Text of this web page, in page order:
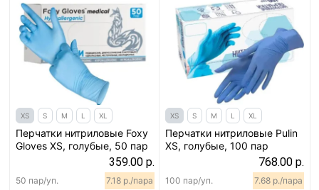
XS S M L XL
Перчатки нитриловые Foxy
Gloves XS, голубые, 50 пар
359.00 р.
50 пар/уп. 7.18 р./пара
XS S M L XL
Перчатки нитриловые Pulin
XS, голубые, 100 пар
768.00 р.
100 пар/уп. 7.68 р./пара